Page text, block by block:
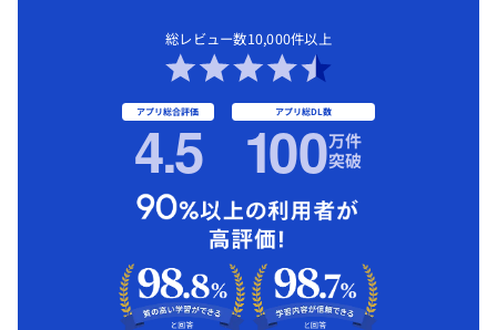
総レビュー数10,000件以上
アプリ総合評価
4.5 アプリ総DL数
100万件
突破